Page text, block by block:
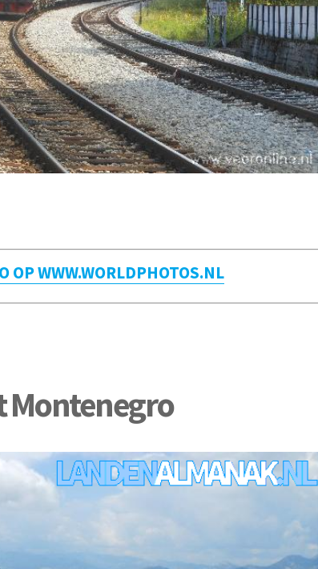
OP WWW.WORLDPHOTOS.NL
Montenegro